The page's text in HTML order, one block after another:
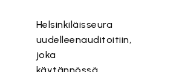
Helsinkiläisseura
uudelleenauditoitiin,
joka